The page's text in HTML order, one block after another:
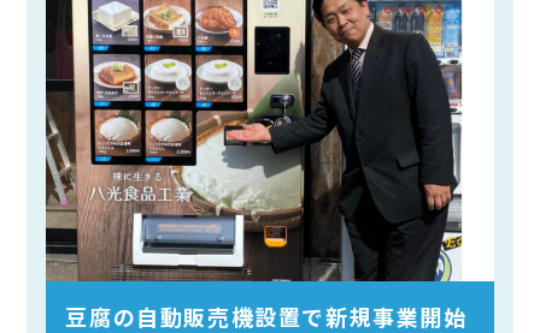
豆腐の自動販売機設置で新規事業開始